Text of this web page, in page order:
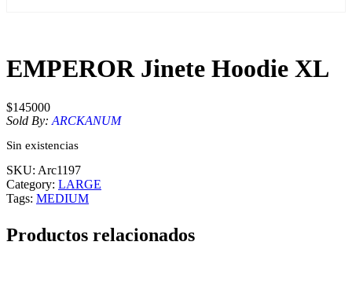
EMPEROR Jinete Hoodie XL
$145000
Sold By: ARCKANUM
Sin existencias
SKU: Arc1197
Category: LARGE
Tags: MEDIUM
Productos relacionados